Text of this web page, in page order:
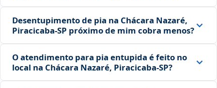
Desentupimento de pia na Chácara Nazaré,
Piracicaba‑SP próximo de mim cobra menos?
O atendimento para pia entupida é feito no
local na Chácara Nazaré, Piracicaba‑SP?